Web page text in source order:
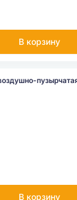
В корзину
В корзину